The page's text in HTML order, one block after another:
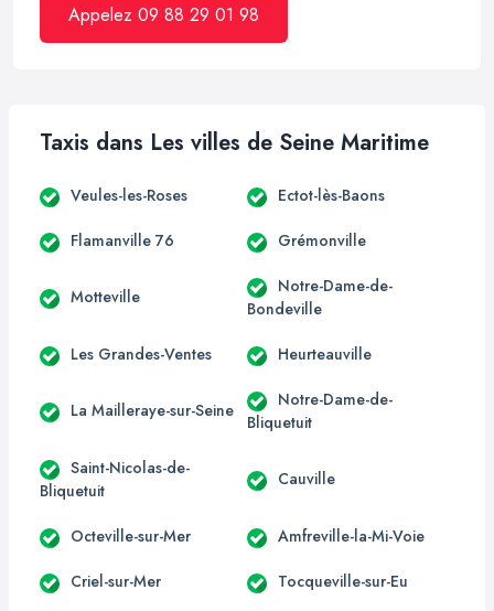
Appelez 09 88 29 01 98
Taxis dans Les villes de Seine Maritime
Veules-les-Roses Ectot-lès-Baons
Flamanville 76 Grémonville
Motteville
Notre-Dame-de-
Bondeville
Les Grandes-Ventes Heurteauville
La Mailleraye-sur-Seine
Notre-Dame-de-
Bliquetuit
Saint-Nicolas-de-
Bliquetuit
Cauville
Octeville-sur-Mer Amfreville-la-Mi-Voie
Criel-sur-Mer Tocqueville-sur-Eu